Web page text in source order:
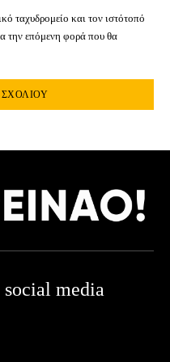
ταχυδρομείο και τον ιστότοπό
την επόμενη φορά που θα
media